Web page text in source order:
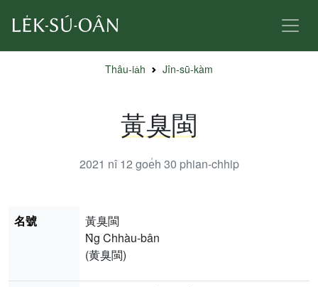
Thâu-ia̍h Jîn-sū-kàm
黃臭閩
2021 nî 12 goe̍h 30 phian-chhip
名號
黃臭閩
N̂g Chhàu-bân
(黄臭閩)